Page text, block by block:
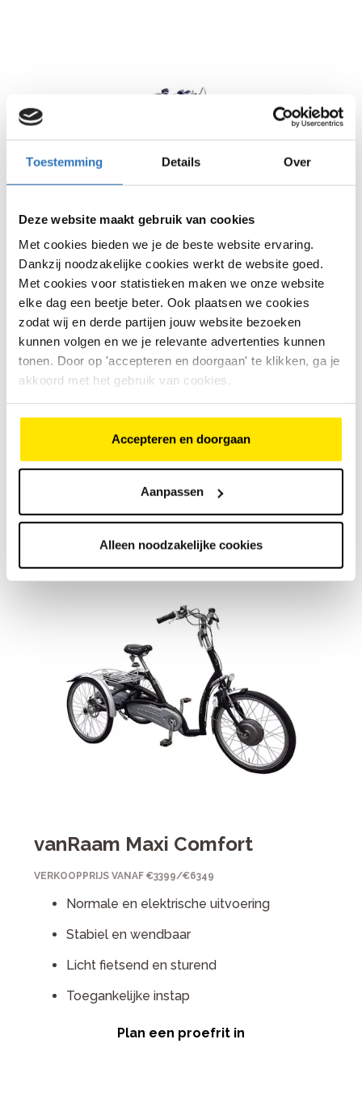
Toestemming Details Over
Deze website maakt gebruik van cookies
Met cookies bieden we je de beste website ervaring.
Dankzij noodzakelijke cookies werkt de website goed.
Met cookies voor statistieken maken we onze website
elke dag een beetje beter. Ook plaatsen we cookies
zodat wij en derde partijen jouw website bezoeken
kunnen volgen en we je relevante advertenties kunnen
tonen. Door op 'accepteren en doorgaan' te klikken, ga je
akkoord met het gebruik van cookies.
Accepteren en doorgaan
Aanpassen
Alleen noodzakelijke cookies
vanRaam Fun2Go2
VERKOOPPRIJS VANAF €10399
Elektrische uitvoering
Geen instap eenvoudig plaats nemen
Comfortabele verstelbare zittingen met
Plan een proefrit in
vanRaam Maxi Comfort
VERKOOPPRIJS VANAF €3399/€6349
Normale en elektrische uitvoering
Stabiel en wendbaar
Licht fietsend en sturend
Toegankelijke instap
Plan een proefrit in